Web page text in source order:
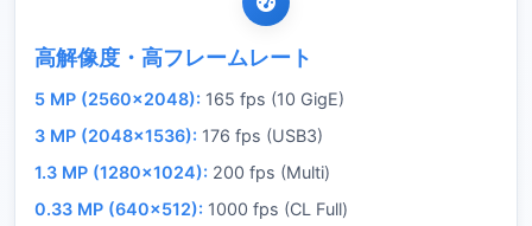
高解像度・高フレームレート
5 MP (2560×2048): 165 fps (10 GigE)
3 MP (2048×1536): 176 fps (USB3)
1.3 MP (1280×1024): 200 fps (Multi)
0.33 MP (640×512): 1000 fps (CL Full)